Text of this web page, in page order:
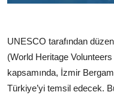
UNESCO tarafından
(World Heritage
kapsamında, İzmir
Türkiye’yi temsil edecek.